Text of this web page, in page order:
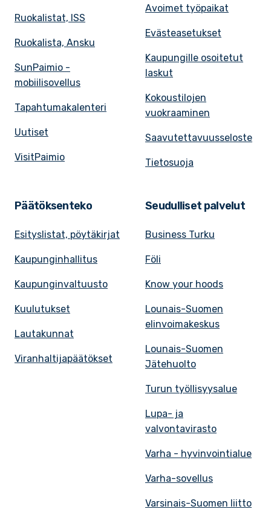
Ruokalistat, ISS
Ruokalista, Ansku
SunPaimio -
mobiilisovellus
Tapahtumakalenteri
Uutiset
VisitPaimio
Avoimet työpaikat
Evästeasetukset
Kaupungille osoitetut
laskut
Kokoustilojen
vuokraaminen
Saavutettavuusseloste
Tietosuoja
Päätöksenteko
Esityslistat, pöytäkirjat
Kaupunginhallitus
Kaupunginvaltuusto
Kuulutukset
Lautakunnat
Viranhaltijapäätökset
Seudulliset palvelut
Business Turku
Föli
Know your hoods
Lounais-Suomen
elinvoimakeskus
Lounais-Suomen
Jätehuolto
Turun työllisyysalue
Lupa- ja
valvontavirasto
Varha - hyvinvointialue
Varha-sovellus
Varsinais-Suomen liitto